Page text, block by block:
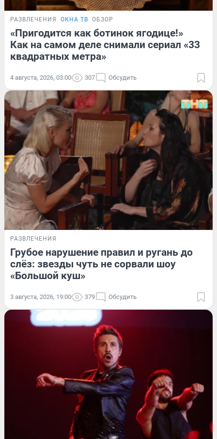
РАЗВЛЕЧЕНИЯ ОКНА ТВ ОБЗОР
«Пригодится как ботинок ягодице!»
Как на самом деле снимали сериал «33
квадратных метра»
4 августа, 2026, 03:00 307 Обсудить
РАЗВЛЕЧЕНИЯ
Грубое нарушение правил и ругань до
слёз: звезды чуть не сорвали шоу
«Большой куш»
3 августа, 2026, 19:00 379 Обсудить